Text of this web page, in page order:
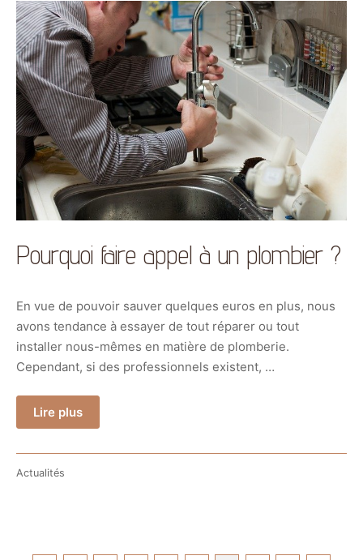
Pourquoi faire appel à un plombier ?
En vue de pouvoir sauver quelques euros en plus, nous
avons tendance à essayer de tout réparer ou tout
installer nous-mêmes en matière de plomberie.
Cependant, si des professionnels existent, …
Lire plus
Actualités